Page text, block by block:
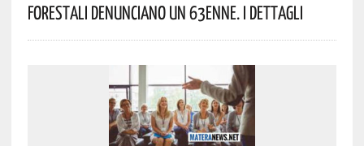
Forestali Denunciano Un 63enne. I Dettagli